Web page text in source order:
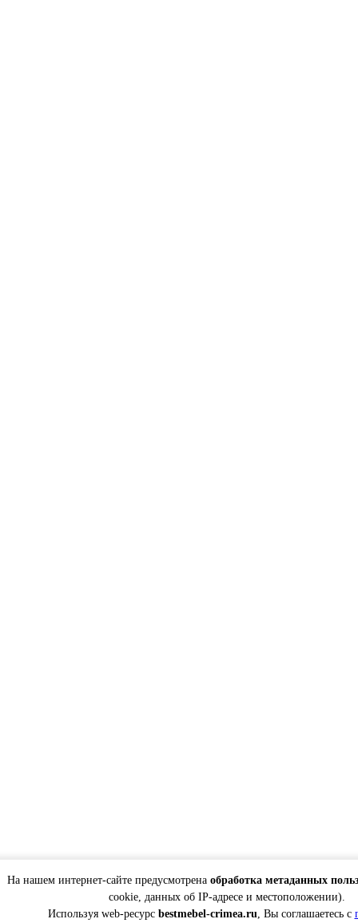
На нашем интернет-сайте предусмотрена обработка метаданных
cookie, данных об IP-адресе и местоположении).
Используя web-ресурс bestmebel-crimea.ru, Вы соглашаетесь с